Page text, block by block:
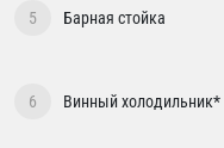
5 Барная стойка
6 Винный холодильник*